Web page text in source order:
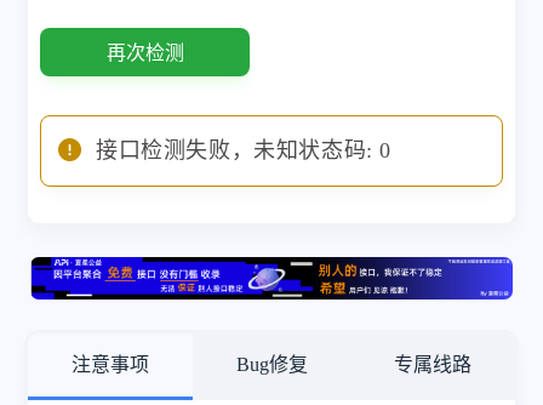
再次检测
接口检测失败，未知状态码: 0
注意事项 Bug修复 专属线路